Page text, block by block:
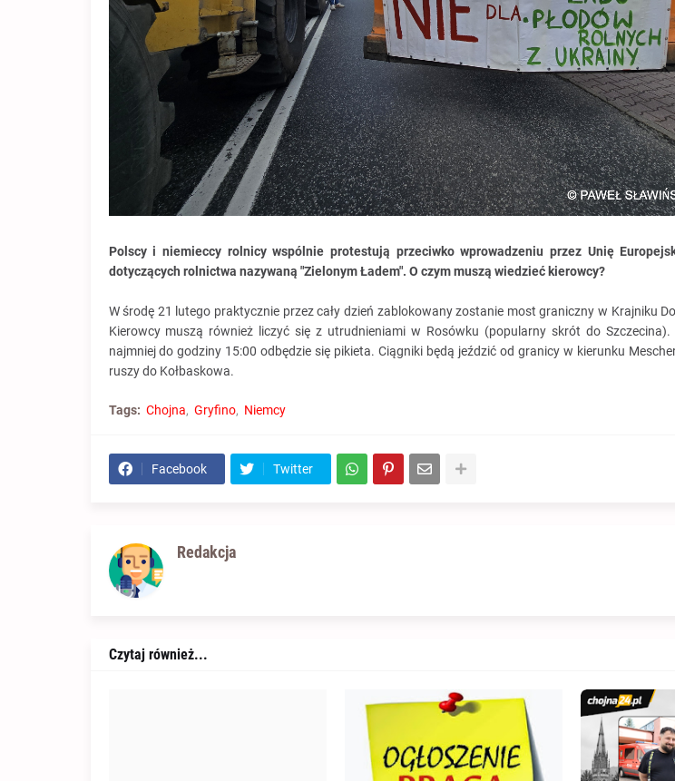
Polscy i niemieccy rolnicy wspólnie protestują przeciwko wprowadzeniu przez Unię
dotyczących rolnictwa nazywaną "Zielonym Ładem". O czym muszą wiedzieć kierowcy?
W środę 21 lutego praktycznie przez cały dzień zablokowany zostanie most graniczny w Krajniku
Kierowcy muszą również liczyć się z utrudnieniami w Rosówku (popularny skrót do
najmniej do godziny 15:00 odbędzie się pikieta. Ciągniki będą jeździć od granicy w kierunku
ruszy do Kołbaskowa.
Tags: Chojna Gryfino Niemcy
Facebook Twitter
Redakcja
Czytaj również...